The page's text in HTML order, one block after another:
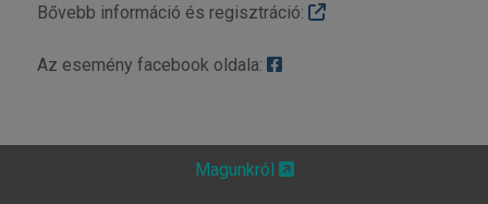
Bővebb információ és regisztráció:
Az esemény facebook oldala:
Magunkról